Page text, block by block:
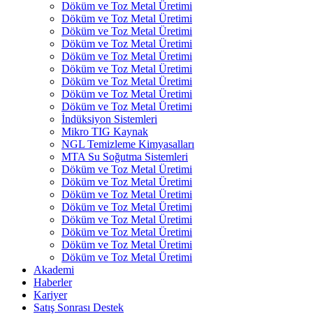
Döküm ve Toz Metal Üretimi
Döküm ve Toz Metal Üretimi
Döküm ve Toz Metal Üretimi
Döküm ve Toz Metal Üretimi
Döküm ve Toz Metal Üretimi
Döküm ve Toz Metal Üretimi
Döküm ve Toz Metal Üretimi
Döküm ve Toz Metal Üretimi
Döküm ve Toz Metal Üretimi
İndüksiyon Sistemleri
Mikro TIG Kaynak
NGL Temizleme Kimyasalları
MTA Su Soğutma Sistemleri
Döküm ve Toz Metal Üretimi
Döküm ve Toz Metal Üretimi
Döküm ve Toz Metal Üretimi
Döküm ve Toz Metal Üretimi
Döküm ve Toz Metal Üretimi
Döküm ve Toz Metal Üretimi
Döküm ve Toz Metal Üretimi
Döküm ve Toz Metal Üretimi
Akademi
Haberler
Kariyer
Satış Sonrası Destek